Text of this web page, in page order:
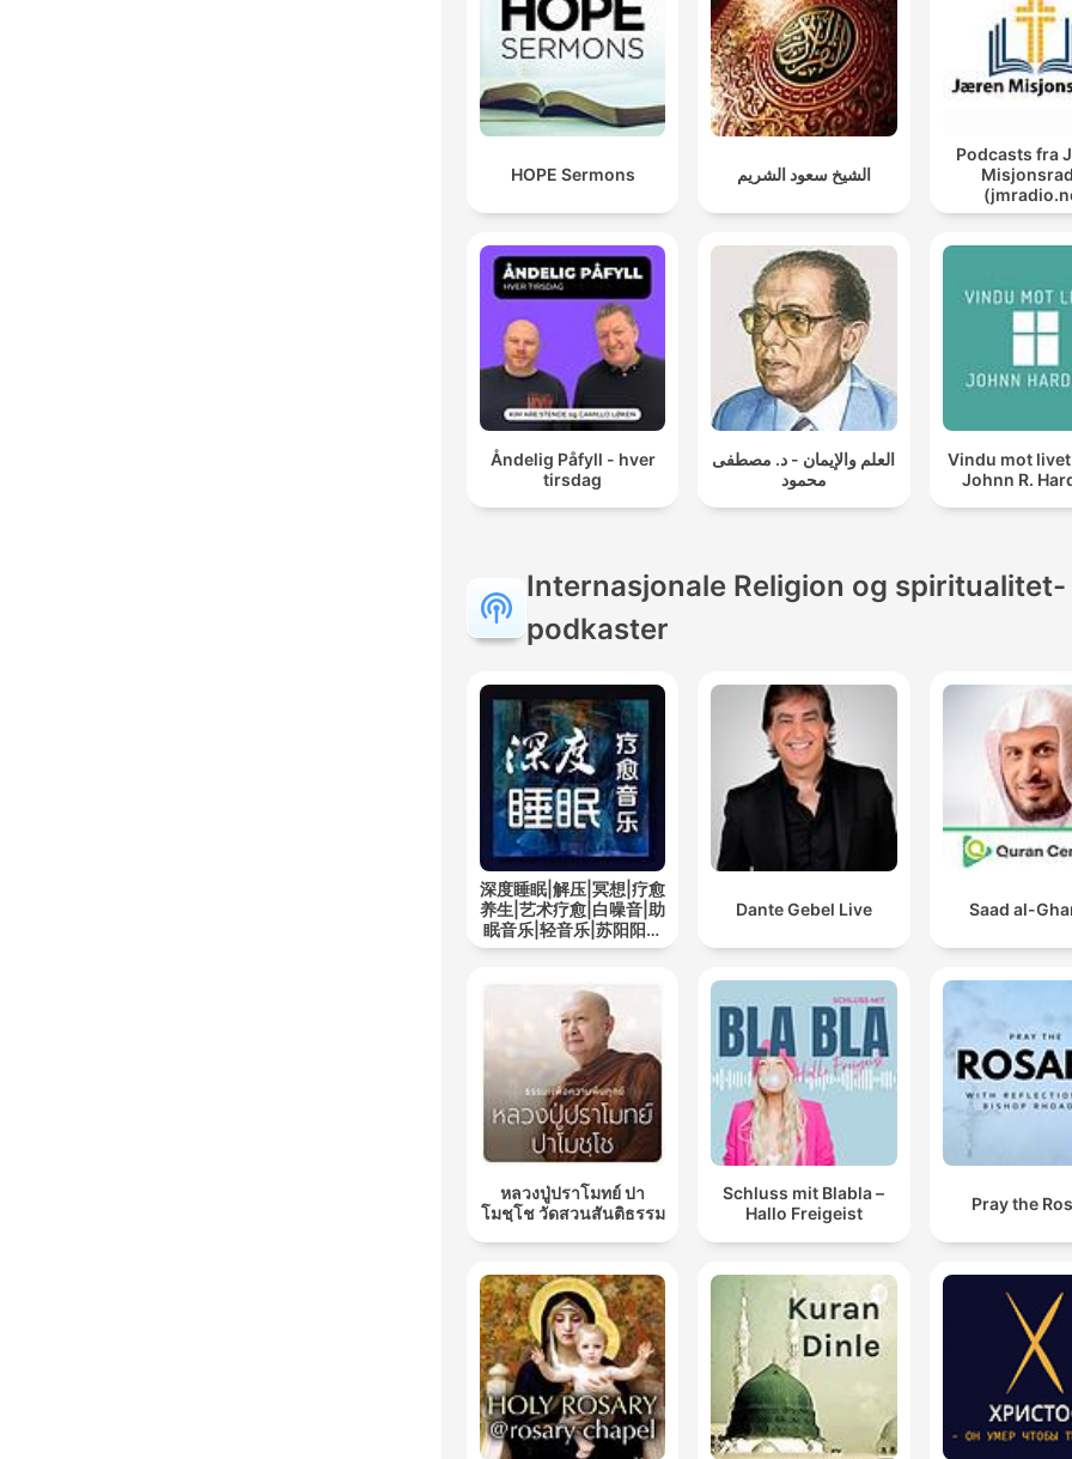
HOPE Sermons الشيخ سعود الشريم
Podcasts fra
Åndelig Påfyll - hver
tirsdag
العلم والإيمان - د. مصطفى
محمود
Vindu mot
Johnn R.
Internasjonale Religion og spiritualitet-
podkaster
深度睡眠|解压|冥想|疗愈
养生|艺术疗愈|白噪音|助
眠音乐|轻音乐|苏阳阳频
道
Dante Gebel Live Saad al-
หลวงปู่ปราโมทย์ ปา
โมชฺโช วัดสวนสันติธรรม
Schluss mit Blabla –
Hallo Freigeist
Pray the